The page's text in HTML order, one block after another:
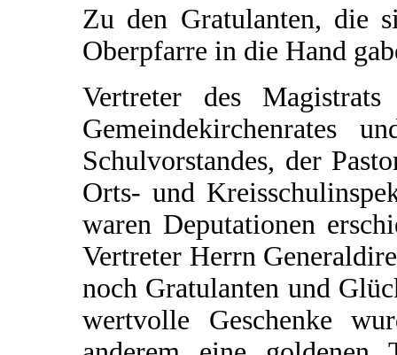
Zu den Gratulanten, die
Oberpfarre in die Hand
Vertreter des
Gemeindekirchenrates
Schulvorstandes, der
Orts- und
waren Deputationen
Vertreter Herrn
noch Gratulanten und
wertvolle Geschenke